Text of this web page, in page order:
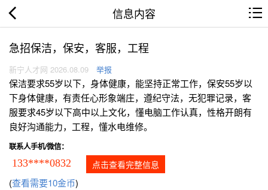
信息内容
急招保洁，保安，客服，工程
新宁人才网 2026.08.09 举报
保洁要求55岁以下，身体健康，能坚持正常工作，保安55岁以
下身体健康，有责任心形象端庄，遵纪守法，无犯罪记录，客
服要求45岁以下高中以上文化，懂电脑工作认真，性格开朗有
良好沟通能力，工程，懂水电维修。
联系人手机/微信：
133****0832 点击查看完整信息
(查看需要10金币)